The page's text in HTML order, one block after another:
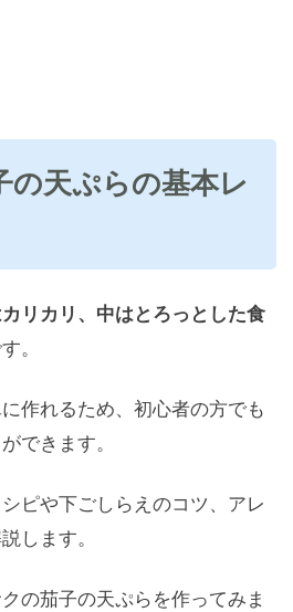
の天ぷらの基本レ
リカリ、中はとろっとした食
。
作れるため、初心者の方でも
できます。
ピや下ごしらえのコツ、アレ
します。
の茄子の天ぷらを作ってみま